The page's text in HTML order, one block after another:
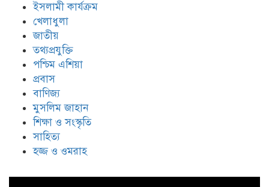
ইসলামী কার্যক্রম
খেলাধুলা
জাতীয়
তথ্যপ্রযুক্তি
পশ্চিম এশিয়া
প্রবাস
বাণিজ্য
মুসলিম জাহান
শিক্ষা ও সংস্কৃতি
সাহিত্য
হজ্জ ও ওমরাহ